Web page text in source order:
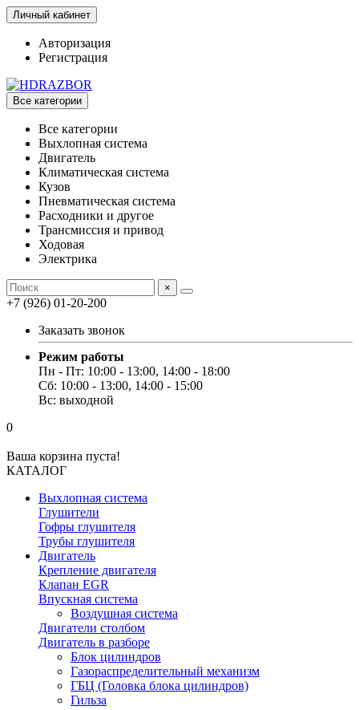
Личный кабинет
Авторизация
Регистрация
Все категории
Все категории
Выхлопная система
Двигатель
Климатическая система
Кузов
Пневматическая система
Расходники и другое
Трансмиссия и привод
Ходовая
Электрика
×
+7 (926) 01-20-200
Заказать звонок
Режим работы
Пн - Пт: 10:00 - 13:00, 14:00 - 18:00
Сб: 10:00 - 13:00, 14:00 - 15:00
Вс: выходной
0
Ваша корзина пуста!
КАТАЛОГ
Выхлопная система
Глушители
Гофры глушителя
Трубы глушителя
Двигатель
Крепление двигателя
Клапан EGR
Впускная система
Воздушная система
Двигатели столбом
Двигатель в разборе
Блок цилиндров
Газораспределительный механизм
ГБЦ (Головка блока цилиндров)
Гильза